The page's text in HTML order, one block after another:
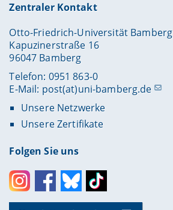
Zentraler Kontakt
Otto-Friedrich-Universität Bamberg
Kapuzinerstraße 16
96047 Bamberg
Telefon: 0951 863-0
E-Mail: post(at)uni-bamberg.de
Unsere Netzwerke
Unsere Zertifikate
Folgen Sie uns
InstagramFacebookBlueskyToktok